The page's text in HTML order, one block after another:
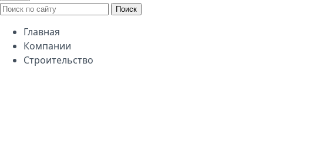
Поиск
Главная
Компании
Строительство